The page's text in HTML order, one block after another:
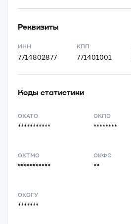
Реквизиты
ИНН
7714802877
КПП
771401001
Коды статистики
ОКАТО
***********
ОКПО
********
ОКТМО
***********
ОКФС
**
ОКОГУ
*******